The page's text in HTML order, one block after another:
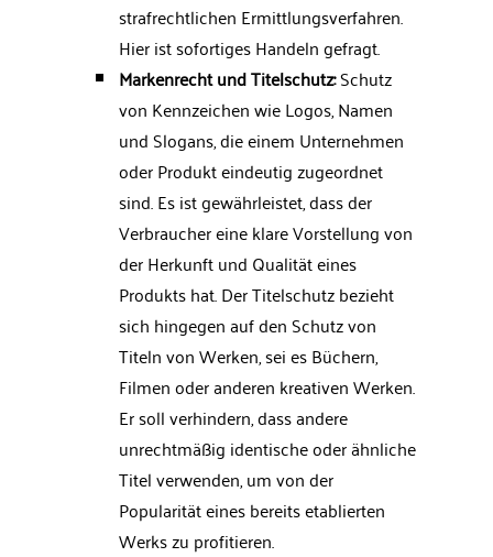
strafrechtlichen Ermittlungsverfahren.
Hier ist sofortiges Handeln gefragt.
Markenrecht und Titelschutz:Schutz
von Kennzeichen wie Logos, Namen
und Slogans, die einem Unternehmen
oder Produkt eindeutig zugeordnet
sind. Es ist gewährleistet, dass der
Verbraucher eine klare Vorstellung von
der Herkunft und Qualität eines
Produkts hat. Der Titelschutz bezieht
sich hingegen auf den Schutz von
Titeln von Werken, sei es Büchern,
Filmen oder anderen kreativen Werken.
Er soll verhindern, dass andere
unrechtmäßig identische oder ähnliche
Titel verwenden, um von der
Popularität eines bereits etablierten
Werks zu profitieren.